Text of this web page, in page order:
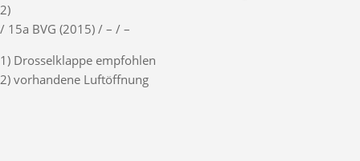
2)
/ 15a BVG (2015) / – / –
1) Drosselklappe empfohlen
2) vorhandene Luftöffnung